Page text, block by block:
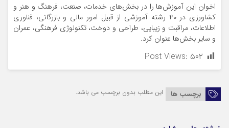
اخوان این آموزش‌ها را در بخش‌های خدمات، صنعت، فرهنگ و هنر و
کشاورزی در ۴۰ رشته آموزشی از قبیل امور مالی و بازرگانی، فناوری
اطلاعات، مراقبت و زیبایی، طراحی و دوخت، تکنولوژی فرهنگی، عمران
و سایر بخش‌ها عنوان کرد.
Post Views: ۵۰۲
برچسب ها این مطلب بدون برچسب می باشد.